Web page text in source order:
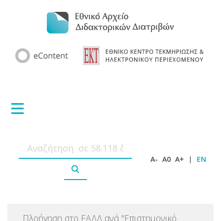
A- A0 A+ | EN
Πλοήγηση στο ΕΑΔΔ ανά "Επιστημονικό